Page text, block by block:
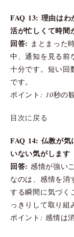
FAQ 13: 理由はわ
活が忙しくて時間
回答: まとまった
中、通知を見る前
十分です。短い回
です。
ポイント: 10秒の
目次に戻る
FAQ 14: 仏教が気
いない気がします
回答: 感情が強い
なのは、感情を消
する瞬間に気づく
っきりして取り組
ポイント: 感情は